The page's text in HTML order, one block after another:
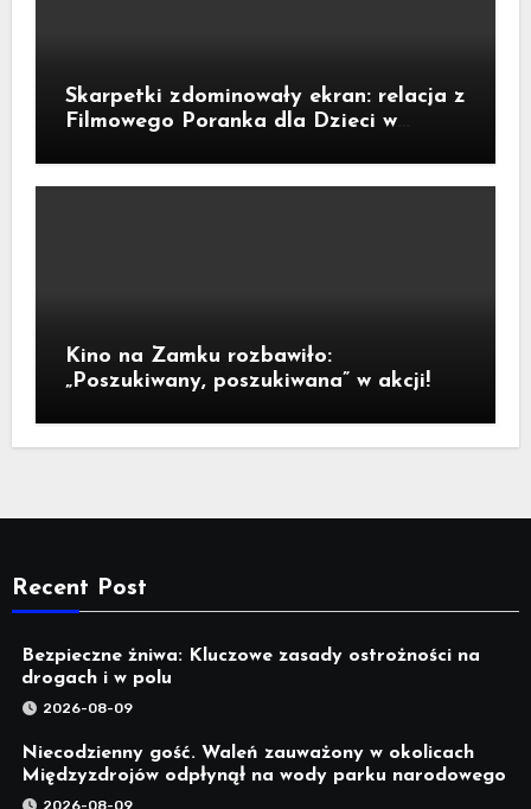
Skarpetki zdominowały ekran: relacja z
Filmowego Poranka dla Dzieci w
Kino na Zamku rozbawiło:
„Poszukiwany, poszukiwana” w akcji!
Recent Post
Bezpieczne żniwa: Kluczowe zasady ostrożności na
drogach i w polu
2026-08-09
Niecodzienny gość. Waleń zauważony w okolicach
Międzyzdrojów odpłynął na wody parku narodowego
2026-08-09